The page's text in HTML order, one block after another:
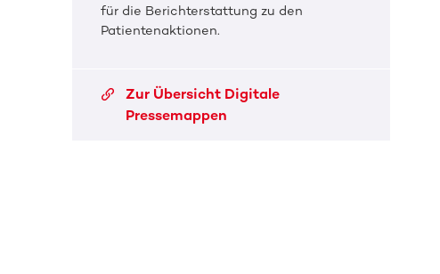
für die Berichterstattung zu den
Patientenaktionen.
Zur Übersicht Digitale
Pressemappen